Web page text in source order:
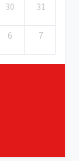
30 31
6 7